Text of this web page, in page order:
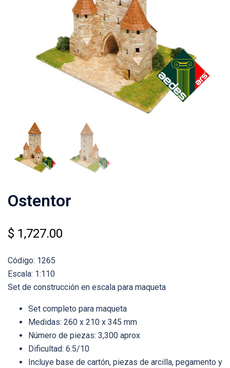
Ostentor
$ 1,727.00
Código: 1265
Escala: 1:110
Set de construcción en escala para maqueta
Set completo para maqueta
Medidas: 260 x 210 x 345 mm
Número de piezas: 3,300 aprox
Dificultad: 6.5/10
Incluye base de cartón, piezas de arcilla, pegamento y